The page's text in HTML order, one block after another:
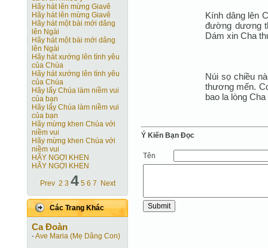
Hãy hát lên mừng Giavê
Hãy hát lên mừng Giavê
Hãy hát một bài mới dâng
lên Ngài
Hãy hát một bài mới dâng
lên Ngài
Hãy hát xướng lên tình yêu
của Chúa
Hãy hát xướng lên tình yêu
của Chúa
Hãy lấy Chúa làm niềm vui
của bạn
Hãy lấy Chúa làm niềm vui
của bạn
Hãy mừng khen Chúa với
niềm vui
Hãy mừng khen Chúa với
niềm vui
HÃY NGỢI KHEN
HÃY NGỢI KHEN
Prev 2 3 4 5 6 7 Next
Các Trang Khác
Ca Ðoàn
-Ave Maria (Mẹ Dâng Con)
Kính dâng lên
đường dương
Dám xin Cha
Núi sọ chiều
thương mến.
bao la lòng
Ý Kiến Bạn Ðọc
Tên